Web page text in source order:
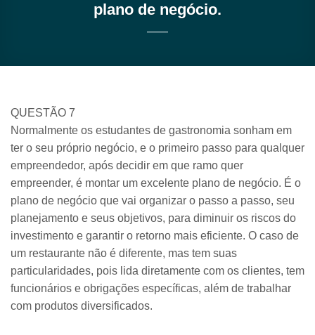
plano de negócio.
QUESTÃO 7
Normalmente os estudantes de gastronomia sonham em
ter o seu próprio negócio, e o primeiro passo para qualquer
empreendedor, após decidir em que ramo quer
empreender, é montar um excelente plano de negócio. É o
plano de negócio que vai organizar o passo a passo, seu
planejamento e seus objetivos, para diminuir os riscos do
investimento e garantir o retorno mais eficiente. O caso de
um restaurante não é diferente, mas tem suas
particularidades, pois lida diretamente com os clientes, tem
funcionários e obrigações específicas, além de trabalhar
com produtos diversificados.